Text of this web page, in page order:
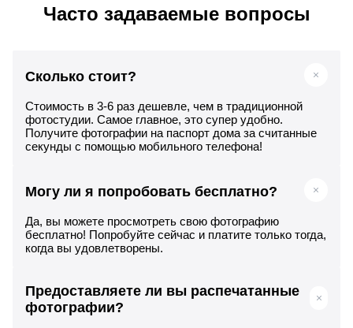
Часто задаваемые вопросы
Сколько стоит?
Стоимость в 3-6 раз дешевле, чем в традиционной
фотостудии. Самое главное, это супер удобно.
Получите фотографии на паспорт дома за считанные
секунды с помощью мобильного телефона!
Могу ли я попробовать бесплатно?
Да, вы можете просмотреть свою фотографию
бесплатно! Попробуйте сейчас и платите только тогда,
когда вы удовлетворены.
Предоставляете ли вы распечатанные
фотографии?